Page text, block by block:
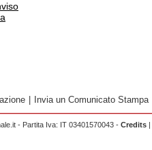
Invia un Comunicato Stampa
- Partita Iva: IT 03401570043 - Credits |